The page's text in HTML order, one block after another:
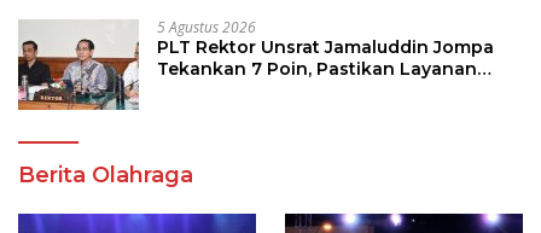
5 Agustus 2026
PLT Rektor Unsrat Jamaluddin Jompa
Tekankan 7 Poin, Pastikan Layanan
Berita Olahraga